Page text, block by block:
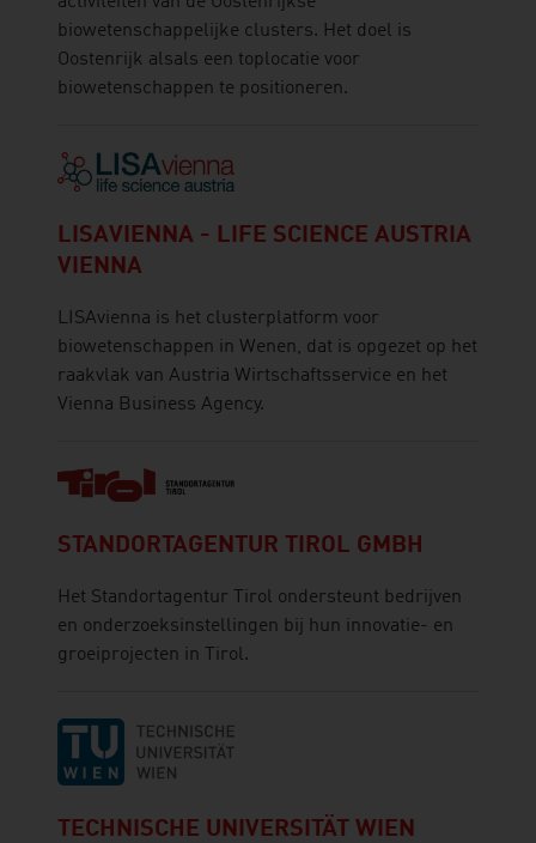
biowetenschappelijke clusters. Het doel is
Oostenrijk alsals een toplocatie voor
biowetenschappen te positioneren.
LISAVIENNA - LIFE SCIENCE AUSTRIA
VIENNA
LISAvienna is het clusterplatform voor
biowetenschappen in Wenen, dat is opgezet op het
raakvlak van Austria Wirtschaftsservice en het
Vienna Business Agency.
STANDORTAGENTUR TIROL GMBH
Het Standortagentur Tirol ondersteunt bedrijven
en onderzoeksinstellingen bij hun innovatie- en
groeiprojecten in Tirol.
TECHNISCHE UNIVERSITÄT WIEN